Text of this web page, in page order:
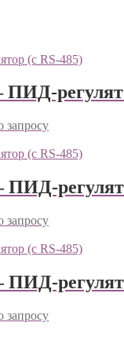
запросу
запросу
запросу